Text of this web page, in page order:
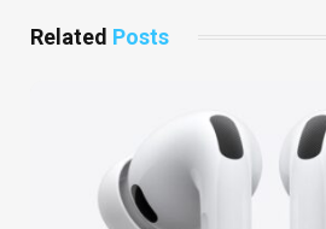
Related Posts